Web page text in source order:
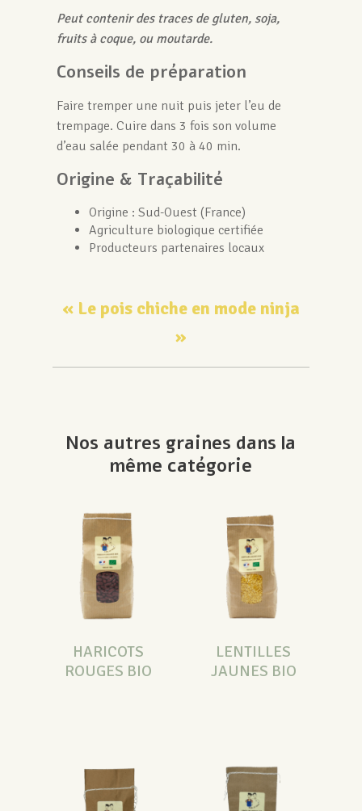
Peut contenir des traces de gluten, soja,
fruits à coque, ou moutarde.
Conseils de préparation
Faire tremper une nuit puis jeter l’eu de
trempage. Cuire dans 3 fois son volume
d’eau salée pendant 30 à 40 min.
Origine & Traçabilité
Origine : Sud-Ouest (France)
Agriculture biologique certifiée
Producteurs partenaires locaux
« Le pois chiche en mode ninja
»
Nos autres graines dans la
même catégorie
HARICOTS
ROUGES BIO
LENTILLES
JAUNES BIO